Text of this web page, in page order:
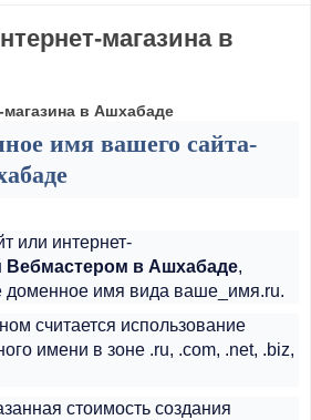
магазина в
магазина в Ашхабаде
имя вашего сайта-
или интернет-
Вебмастером в Ашхабаде,
доменное имя вида ваше_имя.ru.
считается использование
имени в зоне .ru, .com, .net, .biz,
стоимость создания